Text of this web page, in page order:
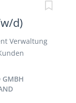
d)
Verwaltung
der
für
GMBH